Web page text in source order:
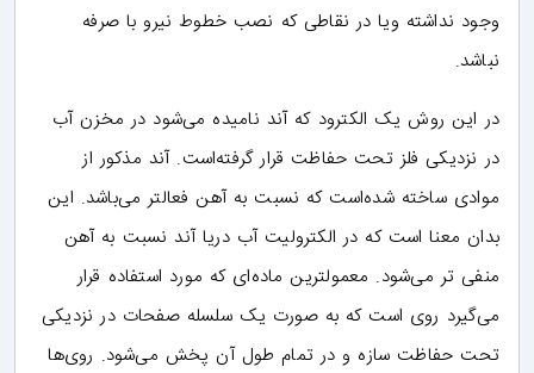
وجود نداشته ویا در نقاطی که نصب خطوط نیرو با صرفه
نباشد.
در این روش یک الکترود که آند نامیده می‌شود در مخزن آب
در نزدیکی فلز تحت حفاظت قرار گرفته‌است. آند مذکور از
موادی ساخته شده‌است که نسبت به آهن فعالتر می‌باشد. این
بدان معنا است که در الکترولیت آب دریا آند نسبت به آهن
منفی تر می‌شود. معمولترین ماده‌ای که مورد استفاده قرار
می‌گیرد روی است که به صورت یک سلسله صفحات در نزدیکی
تحت حفاظت سازه و در تمام طول آن پخش می‌شود. روی‌ها